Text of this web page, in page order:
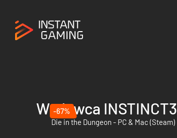
Wydawca INSTINCT3
-67%
Die in the Dungeon - PC & Mac (Steam)